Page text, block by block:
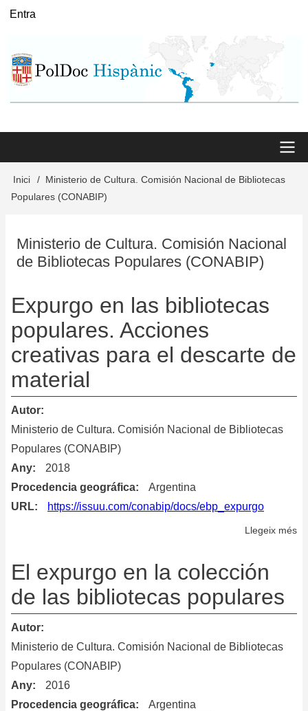
Vés
User
Entra
Main
menu
Inici
Ministerio de Cultura. Comisión Nacional de Bibliotecas
Populares (CONABIP)
Ministerio de Cultura. Comisión Nacional
de Bibliotecas Populares (CONABIP)
Expurgo en las bibliotecas
populares. Acciones
creativas para el descarte de
material
Autor
Ministerio de Cultura. Comisión Nacional de Bibliotecas
Populares (CONABIP)
Any
2018
Procedencia geográfica
Argentina
URL
https://issuu.com/conabip/docs/ebp_expurgo
Llegeix més
El expurgo en la colección
de las bibliotecas populares
Autor
Ministerio de Cultura. Comisión Nacional de Bibliotecas
Populares (CONABIP)
Any
2016
Procedencia geográfica
Argentina